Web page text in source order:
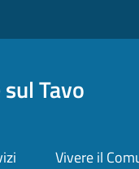
Tavo
Vivere il